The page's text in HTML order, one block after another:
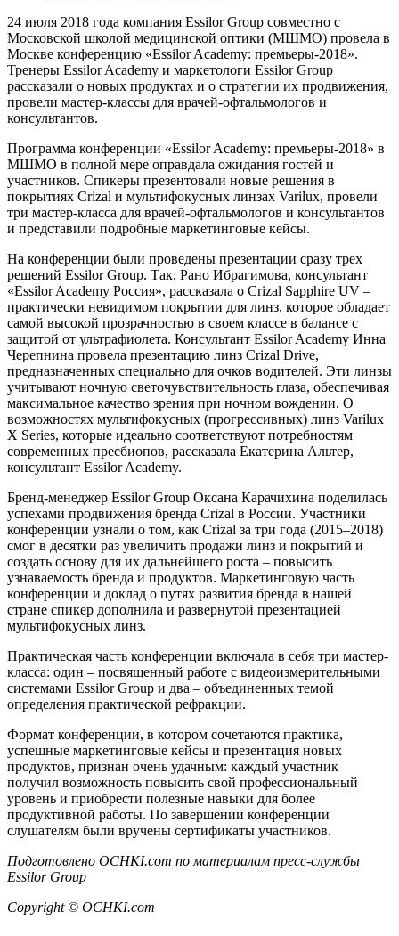
24 июля 2018 года компания Essilor Group совместно с
Московской школой медицинской оптики (МШМО) провела в
Москве конференцию «Essilor Academy: премьеры-2018».
Тренеры Essilor Academy и маркетологи Essilor Group
рассказали о новых продуктах и о стратегии их продвижения,
провели мастер-классы для врачей-офтальмологов и
консультантов.
Программа конференции «Essilor Academy: премьеры-2018» в
МШМО в полной мере оправдала ожидания гостей и
участников. Спикеры презентовали новые решения в
покрытиях Crizal и мультифокусных линзах Varilux, провели
три мастер-класса для врачей-офтальмологов и консультантов
и представили подробные маркетинговые кейсы.
На конференции были проведены презентации сразу трех
решений Essilor Group. Так, Рано Ибрагимова, консультант
«Essilor Academy Россия», рассказала о Crizal Sapphire UV –
практически невидимом покрытии для линз, которое обладает
самой высокой прозрачностью в своем классе в балансе с
защитой от ультрафиолета. Консультант Essilor Academy Инна
Черепнина провела презентацию линз Crizal Drive,
предназначенных специально для очков водителей. Эти линзы
учитывают ночную светочувствительность глаза, обеспечивая
максимальное качество зрения при ночном вождении. О
возможностях мультифокусных (прогрессивных) линз Varilux
X Series, которые идеально соответствуют потребностям
современных пресбиопов, рассказала Екатерина Альтер,
консультант Essilor Academy.
Бренд-менеджер Essilor Group Оксана Карачихина поделилась
успехами продвижения бренда Crizal в России. Участники
конференции узнали о том, как Crizal за три года (2015–2018)
смог в десятки раз увеличить продажи линз и покрытий и
создать основу для их дальнейшего роста – повысить
узнаваемость бренда и продуктов. Маркетинговую часть
конференции и доклад о путях развития бренда в нашей
стране спикер дополнила и развернутой презентацией
мультифокусных линз.
Практическая часть конференции включала в себя три мастер-
класса: один – посвященный работе с видеоизмерительными
системами Essilor Group и два – объединенных темой
определения практической рефракции.
Формат конференции, в котором сочетаются практика,
успешные маркетинговые кейсы и презентация новых
продуктов, признан очень удачным: каждый участник
получил возможность повысить свой профессиональный
уровень и приобрести полезные навыки для более
продуктивной работы. По завершении конференции
слушателям были вручены сертификаты участников.
Подготовлено OCHKI.com по материалам пресс-службы
Essilor Group
Copyright © OCHKI.com